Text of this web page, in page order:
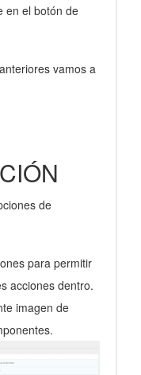
en el botón de
vamos a
de
para permitir
acciones dentro.
imagen de